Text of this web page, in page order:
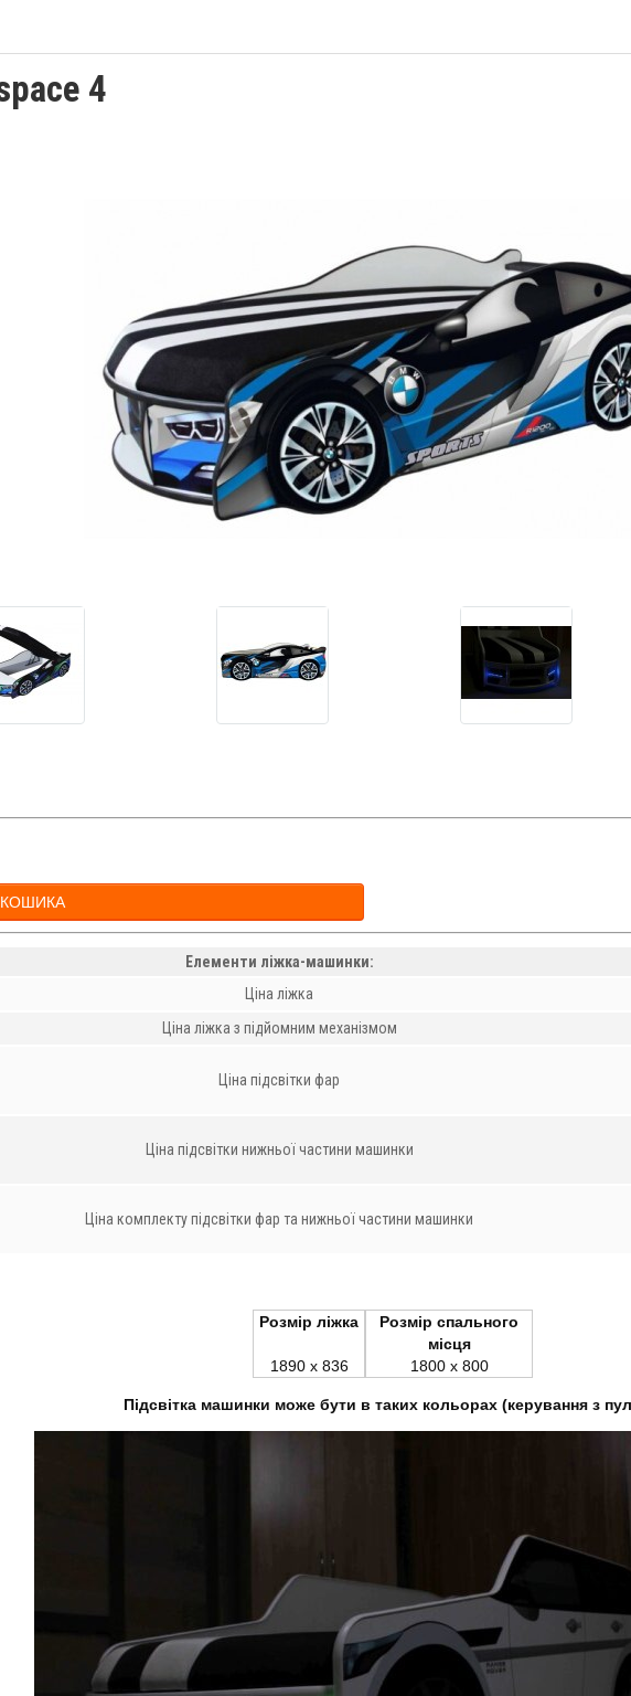
4
Елементи ліжка-машинки:
Ціна ліжка
Ціна ліжка з підйомним механізмом
Ціна підсвітки фар
Ціна підсвітки нижньої частини машинки
Ціна комплекту підсвітки фар та нижньої частини машинки
Розмір ліжка
1890 x 836
Розмір спального
місця
1800 x 800
Підсвітка машинки може бути в таких кольорах (керування з